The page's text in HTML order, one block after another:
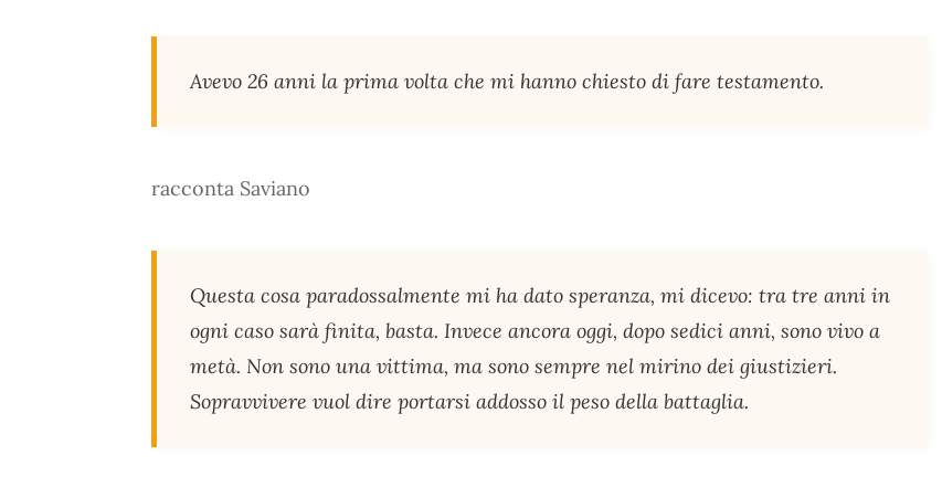
Avevo 26 anni la prima volta che mi hanno chiesto di fare testamento.
racconta Saviano
Questa cosa paradossalmente mi ha dato speranza, mi dicevo: tra tre anni in
ogni caso sarà finita, basta. Invece ancora oggi, dopo sedici anni, sono vivo a
metà. Non sono una vittima, ma sono sempre nel mirino dei giustizieri.
Sopravvivere vuol dire portarsi addosso il peso della battaglia.